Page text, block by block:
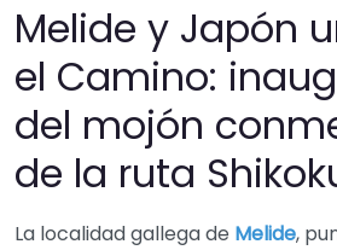
Melide y Japón
el Camino:
del mojón
de la ruta
La localidad gallega de Melide,